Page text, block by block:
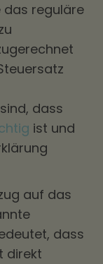
das reguläre
dass
ist und
auf das
dass
direkt